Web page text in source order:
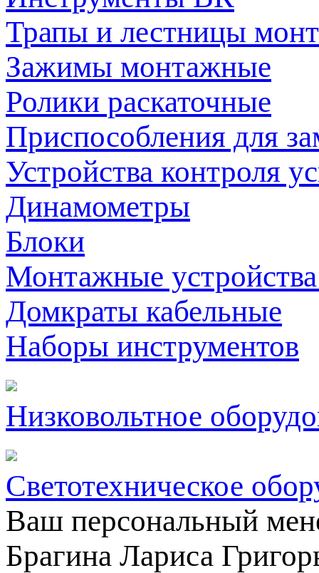
Трапы и лестницы
Зажимы монтажные
Ролики раскаточные
Приспособления для
Устройства контроля
Динамометры
Блоки
Монтажные
Домкраты кабельные
Наборы инструментов
Низковольтное
Светотехническое
Ваш персональный
Брагина Лариса